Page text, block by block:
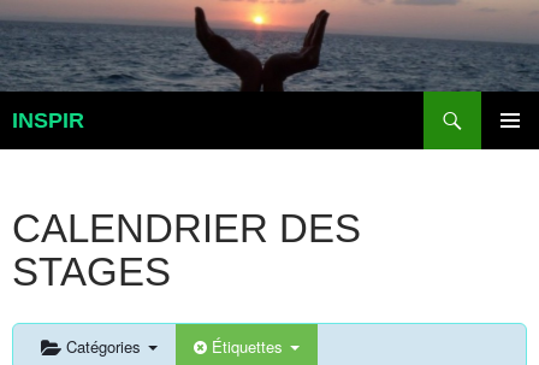
Aller
au
contenu
INSPIR
CALENDRIER DES
STAGES
Catégories Étiquettes